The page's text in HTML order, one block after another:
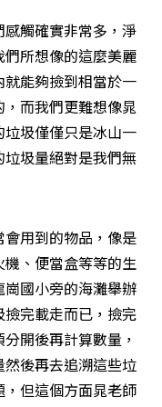
觸確實非常多，淨
所想像的這麼美麗
能夠撿到相當於一
而我們更難想像晁
圾僅僅只是冰山一
圾量絕對是我們無
用到的物品，像是
、便當盒等等的生
國小旁的海灘舉辦
完載走而已，撿完
開後再計算數量，
後再去追溯這些垃
但這個方面晁老師